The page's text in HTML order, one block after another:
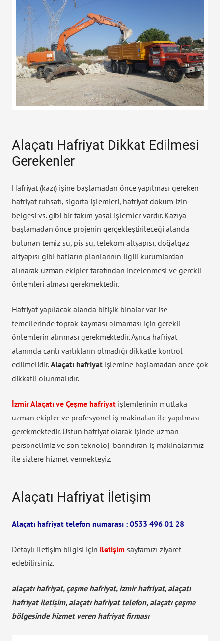
Alaçatı Hafriyat Dikkat Edilmesi
Gerekenler
Hafriyat (kazı) işine başlamadan önce yapılması gereken
hafriyat ruhsatı, sigorta işlemleri, hafriyat döküm izin
belgesi vs. gibi bir takım yasal işlemler vardır. Kazıya
başlamadan önce projenin gerçekleştirileceği alanda
bulunan temiz su, pis su, telekom altyapısı, doğalgaz
altyapısı gibi hatların planlarının ilgili kurumlardan
alınarak uzman ekipler tarafından incelenmesi ve gerekli
önlemleri alması gerekmektedir.
Hafriyat yapılacak alanda bitişik binalar var ise
temellerinde toprak kayması olmaması için gerekli
önlemlerin alınması gerekmektedir. Ayrıca hafriyat
alanında canlı varlıkların olmadığı dikkatle kontrol
edilmelidir.Alaçatı hafriyat işlemine başlamadan önce çok
dikkatli olunmalıdır.
İzmir Alaçatı ve Çeşme hafriyat işlemlerinin mutlaka
uzman ekipler ve profesyonel iş makinaları ile yapılması
gerekmektedir. Üstün hafriyat olarak işinde uzman
personelimiz ve son teknoloji barındıran iş makinalarımız
ile sizlere hizmet vermekteyiz.
Alaçatı Hafriyat İletişim
Alaçatı hafriyat telefon numarası : 0533 496 01 28
Detaylı iletişim bilgisi için iletişim sayfamızı ziyaret
edebilirsiniz.
alaçatı hafriyat, çeşme hafriyat, izmir hafriyat, alaçatı
hafriyat iletişim, alaçatı hafriyat telefon, alaçatı çeşme
bölgesinde hizmet veren hafriyat firması